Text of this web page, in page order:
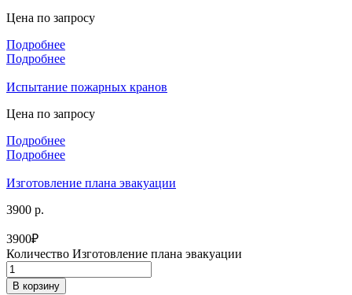
Цена по запросу
Подробнее
Подробнее
Испытание пожарных кранов
Цена по запросу
Подробнее
Подробнее
Изготовление плана эвакуации
3900 р.
3900₽
Количество Изготовление плана эвакуации
В корзину